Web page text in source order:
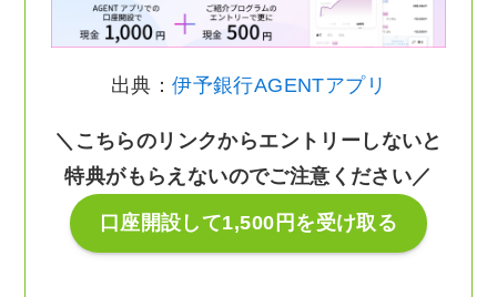
出典：伊予銀行AGENTアプリ
＼こちらのリンクからエントリーしないと
特典がもらえないのでご注意ください／
口座開設して1,500円を受け取る